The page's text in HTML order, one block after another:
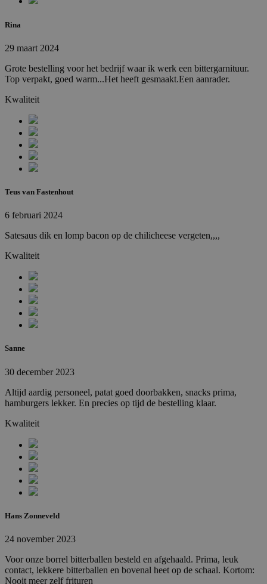
Rina
29 maart 2024
Grote bestelling voor het bedrijf waar ik werk een bittergarnituur.
Top verpakt, goed warm...Het heeft gesmaakt.Een aanrader.
Kwaliteit
Teus van Fastenhout
6 februari 2024
Satesaus dik en lomp bacon op de chilicheese vergeten,,,,
Kwaliteit
Sanne
30 december 2023
Altijd aardig personeel, patat goed doorbakken, snacks prima,
hamburgers lekker. En precies op tijd de bestelling klaar.
Kwaliteit
Hans Zonneveld
24 november 2023
Voor onze borrel bitterballen besteld en afgehaald. Prima, leuk
contact, lekkere bitterballen en bovenal heet op de schaal. Kortom:
Nooit meer zelf frituren